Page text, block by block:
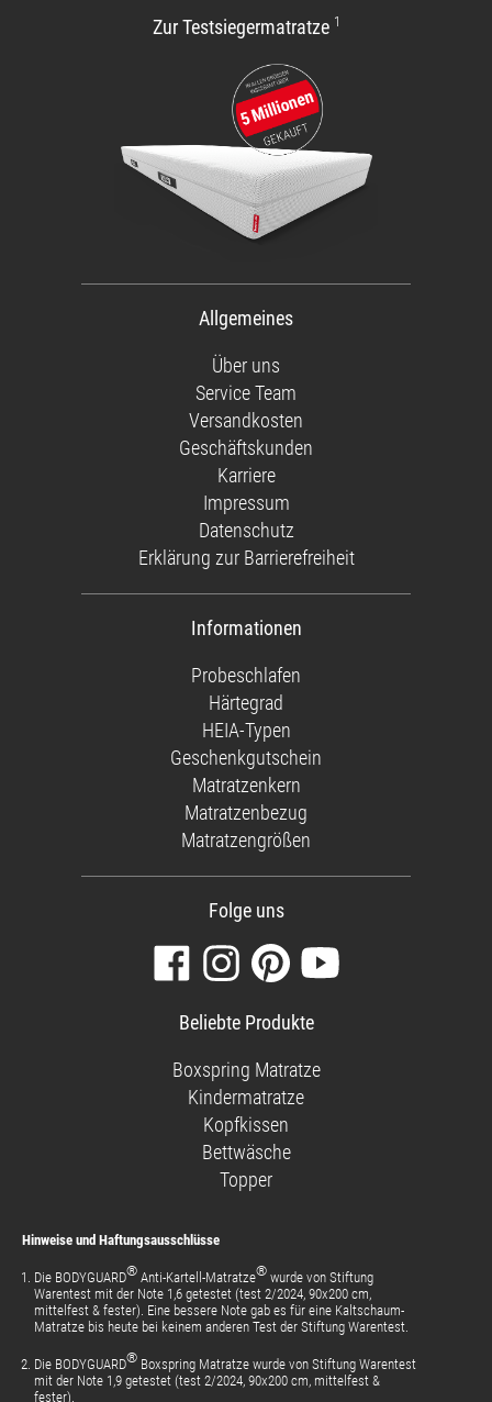
Zur Testsiegermatratze 1
Allgemeines
Über uns
Service Team
Versandkosten
Geschäftskunden
Karriere
Impressum
Datenschutz
Erklärung zur Barrierefreiheit
Informationen
Probeschlafen
Härtegrad
HEIA-Typen
Geschenkgutschein
Matratzenkern
Matratzenbezug
Matratzengrößen
Folge uns
Besuchen
Sie
unsere
Seite
Folgen
Sie
uns
Instagram
Finden
Sie
uns
Pinterest
Sehen
Beliebte Produkte
Boxspring Matratze
Kindermatratze
Kopfkissen
Bettwäsche
Topper
Hinweise und Haftungsausschlüsse
Die BODYGUARD® Anti-Kartell-Matratze® wurde von Stiftung
Warentest mit der Note 1,6 getestet (test 2/2024, 90x200 cm,
mittelfest & fester). Eine bessere Note gab es für eine Kaltschaum-
Matratze bis heute bei keinem anderen Test der Stiftung Warentest.
Die BODYGUARD® Boxspring Matratze wurde von Stiftung Warentest
mit der Note 1,9 getestet (test 2/2024, 90x200 cm, mittelfest &
fester).